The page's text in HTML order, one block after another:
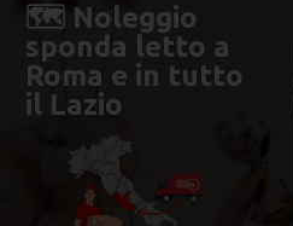
🗺️ Noleggio
sponda letto a
Roma e in tutto
il Lazio